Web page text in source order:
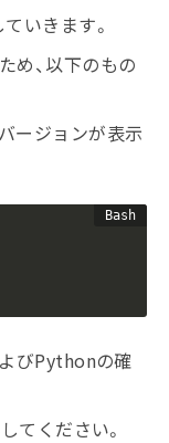
いきます。
め、以下のもの
ージョンが表示
びPythonの確
てください。